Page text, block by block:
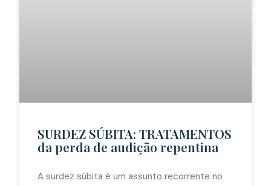
SURDEZ SÚBITA: TRATAMENTOS
da perda de audição repentina
A surdez súbita é um assunto recorrente no